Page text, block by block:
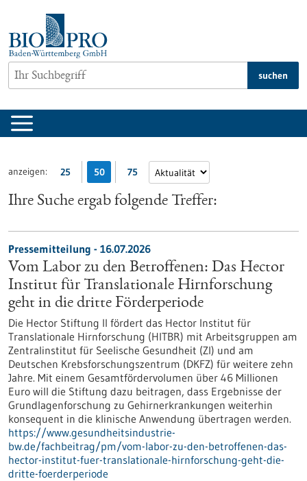
springen
suchen
anzeigen: 25 50 75
Ihre Suche ergab folgende Treffer:
Pressemitteilung - 16.07.2026
Vom Labor zu den Betroffenen: Das Hector
Institut für Translationale Hirnforschung
geht in die dritte Förderperiode
Die Hector Stiftung II fördert das Hector Institut für
Translationale Hirnforschung (HITBR) mit Arbeitsgruppen am
Zentralinstitut für Seelische Gesundheit (ZI) und am
Deutschen Krebsforschungszentrum (DKFZ) für weitere zehn
Jahre. Mit einem Gesamtfördervolumen über 46 Millionen
Euro will die Stiftung dazu beitragen, dass Ergebnisse der
Grundlagenforschung zu Gehirnerkrankungen weiterhin
konsequent in die klinische Anwendung übertragen werden.
https://www.gesundheitsindustrie-
bw.de/fachbeitrag/pm/vom-labor-zu-den-betroffenen-das-
hector-institut-fuer-translationale-hirnforschung-geht-die-
dritte-foerderperiode